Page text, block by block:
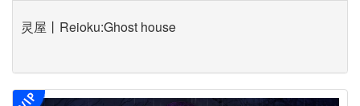
灵屋丨Reioku:Ghost house